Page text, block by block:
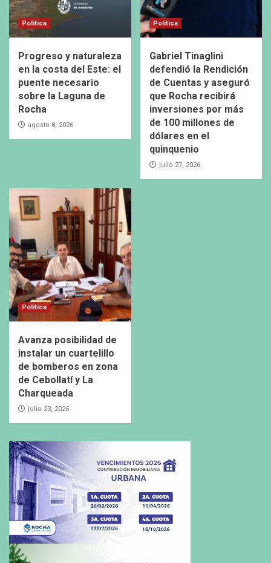
Política
Progreso y naturaleza
en la costa del Este: el
puente necesario
sobre la Laguna de
Rocha
agosto 8, 2026
Política
Gabriel Tinaglini
defendió la Rendición
de Cuentas y aseguró
que Rocha recibirá
inversiones por más
de 100 millones de
dólares en el
quinquenio
julio 27, 2026
Política
Avanza posibilidad de
instalar un cuartelillo
de bomberos en zona
de Cebollatí y La
Charqueada
julio 23, 2026